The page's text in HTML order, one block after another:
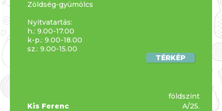
Zöldség-gyümölcs
Nyitvatartás:
h.: 9.00-17.00
k-p.: 9.00-18.00
sz.: 9.00-15.00
TÉRKÉP
Kis Ferenc
földszint
A/25.